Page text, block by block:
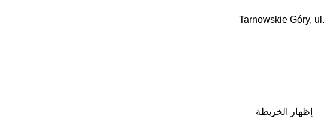
إظهار الخريطة